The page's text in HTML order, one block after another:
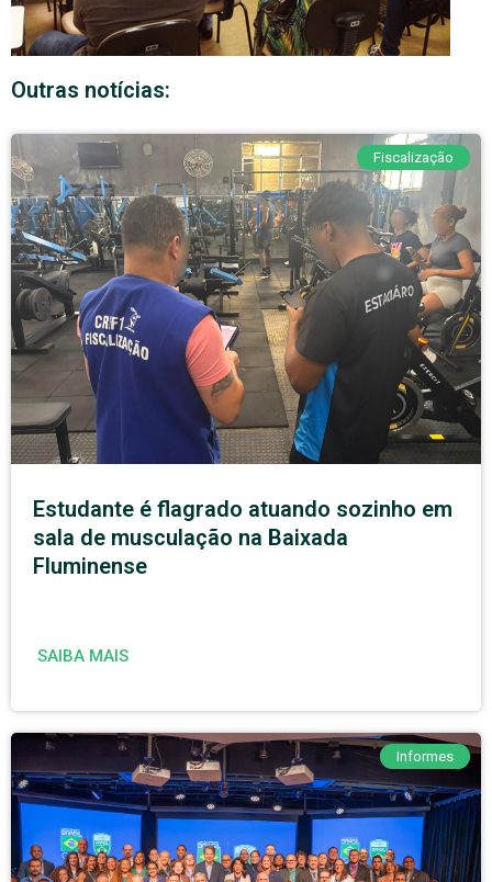
Outras notícias:
Fiscalização
Estudante é flagrado atuando sozinho em
sala de musculação na Baixada
Fluminense
SAIBA MAIS
Informes